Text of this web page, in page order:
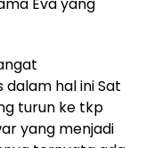
hal ini Sat
turun ke tkp
yang menjadi